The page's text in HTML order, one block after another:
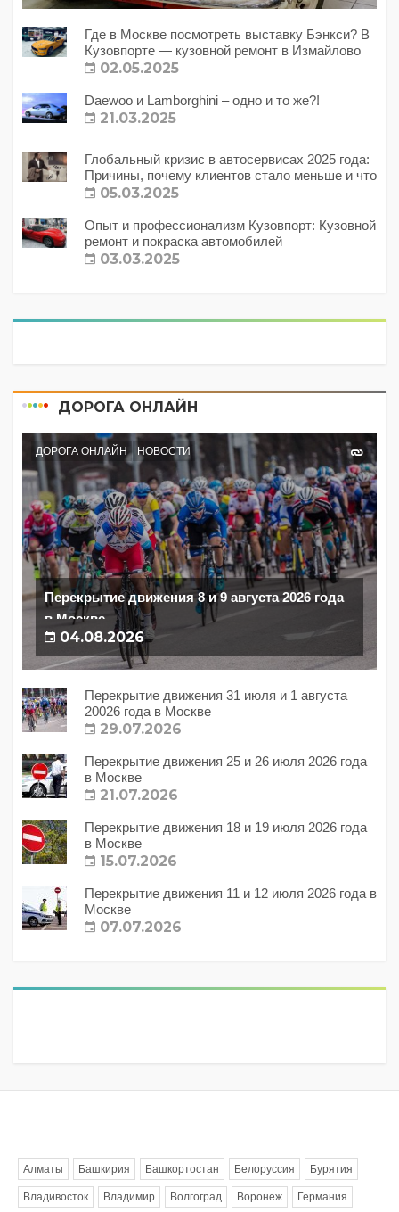
Где в Москве посмотреть выставку Бэнкси? В
Кузовпорте — кузовной ремонт в Измайлово
02.05.2025
Daewoo и Lamborghini – одно и то же?!
21.03.2025
Глобальный кризис в автосервисах 2025 года:
Причины, почему клиентов стало меньше и что
с этим делать?
05.03.2025
Опыт и профессионализм Кузовпорт: Кузовной
ремонт и покраска автомобилей
03.03.2025
ДОРОГА ОНЛАЙН
ДОРОГА ОНЛАЙН НОВОСТИ
Перекрытие движения 8 и 9 августа 2026 года
в Москве
04.08.2026
Перекрытие движения 31 июля и 1 августа
20026 года в Москве
29.07.2026
Перекрытие движения 25 и 26 июля 2026 года
в Москве
21.07.2026
Перекрытие движения 18 и 19 июля 2026 года
в Москве
15.07.2026
Перекрытие движения 11 и 12 июля 2026 года в
Москве
07.07.2026
Алматы Башкирия Башкортостан Белоруссия Бурятия
Владивосток Владимир Волгоград Воронеж Германия